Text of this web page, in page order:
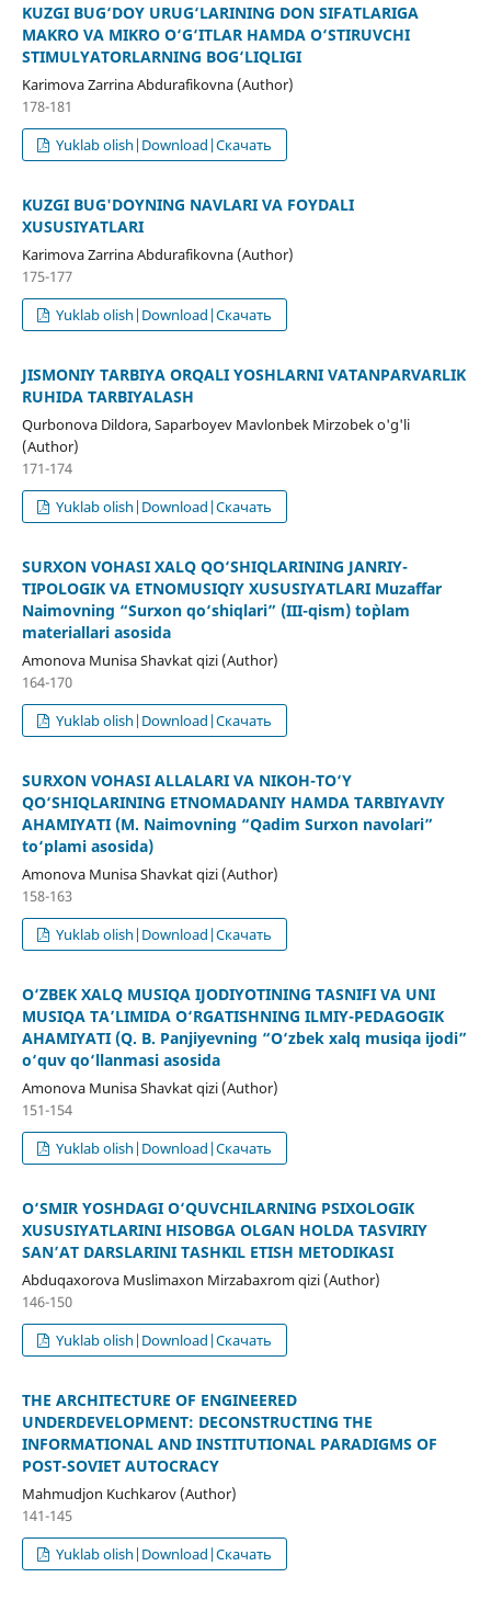
KUZGI BUG‘DOY URUG‘LARINING DON SIFATLARIGA
MAKRO VA MIKRO O‘G‘ITLAR HAMDA O‘STIRUVCHI
STIMULYATORLARNING BOG‘LIQLIGI
Karimova Zarrina Abdurafikovna (Author)
178-181
Yuklab olish|Download|Скачать
KUZGI BUG'DOYNING NAVLARI VA FOYDALI
XUSUSIYATLARI
Karimova Zarrina Abdurafikovna (Author)
175-177
Yuklab olish|Download|Скачать
JISMONIY TARBIYA ORQALI YOSHLARNI VATANPARVARLIK
RUHIDA TARBIYALASH
Qurbonova Dildora, Saparboyev Mavlonbek Mirzobek o'g'li
(Author)
171-174
Yuklab olish|Download|Скачать
SURXON VOHASI XALQ QO‘SHIQLARINING JANRIY-
TIPOLOGIK VA ETNOMUSIQIY XUSUSIYATLARI Muzaffar
Naimovning “Surxon qo‘shiqlari” (III-qism) to`plam
materiallari asosida
Amonova Munisa Shavkat qizi (Author)
164-170
Yuklab olish|Download|Скачать
SURXON VOHASI ALLALARI VA NIKOH-TO‘Y
QO‘SHIQLARINING ETNOMADANIY HAMDA TARBIYAVIY
AHAMIYATI (M. Naimovning “Qadim Surxon navolari”
to‘plami asosida)
Amonova Munisa Shavkat qizi (Author)
158-163
Yuklab olish|Download|Скачать
O‘ZBEK XALQ MUSIQA IJODIYOTINING TASNIFI VA UNI
MUSIQA TA’LIMIDA O‘RGATISHNING ILMIY-PEDAGOGIK
AHAMIYATI (Q. B. Panjiyevning “O‘zbek xalq musiqa ijodi”
o‘quv qo‘llanmasi asosida
Amonova Munisa Shavkat qizi (Author)
151-154
Yuklab olish|Download|Скачать
O‘SMIR YOSHDAGI O‘QUVCHILARNING PSIXOLOGIK
XUSUSIYATLARINI HISOBGA OLGAN HOLDA TASVIRIY
SAN’AT DARSLARINI TASHKIL ETISH METODIKASI
Abduqaxorova Muslimaxon Mirzabaxrom qizi (Author)
146-150
Yuklab olish|Download|Скачать
THE ARCHITECTURE OF ENGINEERED
UNDERDEVELOPMENT: DECONSTRUCTING THE
INFORMATIONAL AND INSTITUTIONAL PARADIGMS OF
POST-SOVIET AUTOCRACY
Mahmudjon Kuchkarov (Author)
141-145
Yuklab olish|Download|Скачать